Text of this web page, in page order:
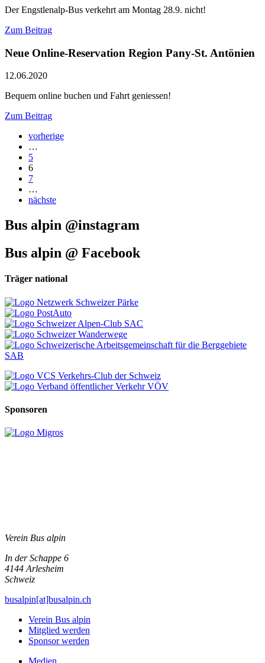
Der Engstlenalp-Bus verkehrt am Montag 28.9. nicht!
Zum Beitrag
Neue Online-Reservation Region Pany-St. Antönien
12.06.2020
Bequem online buchen und Fahrt geniessen!
Zum Beitrag
vorherige
…
5
6
7
…
nächste
Bus alpin @instagram
Bus alpin @ Facebook
Träger national
Sponsoren
Verein Bus alpin
In der Schappe 6
4144 Arlesheim
Schweiz
busalpin[at]busalpin.ch
Verein Bus alpin
Mitglied werden
Sponsor werden